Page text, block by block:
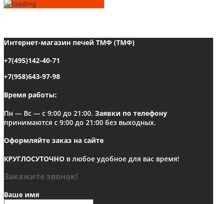
вариаций.
выбрать
на
Интернет-магазин печей ТМФ (ТМФ)
+7(495)142-40-71
+7(958)643-97-98
Время работы:
Пн — Вс — с 9:00 до 21:00. Заявки по телефону
принимаются с 9:00 до 21:00 без выходных.
Оформляйте заказ на сайте
КРУГЛОСУТОЧНО в любое удобное для вас время!
Закажите звонок!
Ваше имя